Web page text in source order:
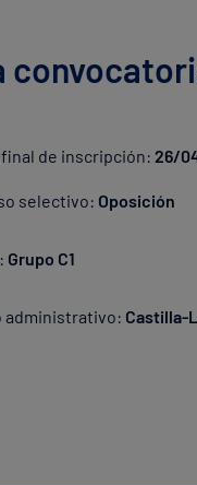
final de inscripción: 26/
selectivo: Oposición
Grupo C1
administrativo: Castilla-